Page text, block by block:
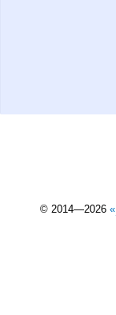
© 2014—2026 «